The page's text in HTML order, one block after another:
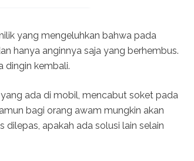
yang mengeluhkan bahwa pada
hanya anginnya saja yang berhembus.
dingin kembali.
ada di mobil, mencabut soket pada
bagi orang awam mungkin akan
apakah ada solusi lain selain